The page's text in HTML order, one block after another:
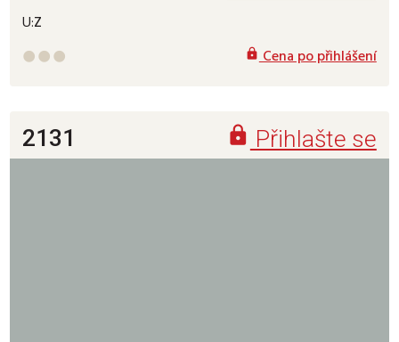
U:Z
   Cena po přihlášení
2131  Přihlašte se